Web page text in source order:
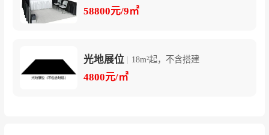
58800元/9㎡
光地展位 | 18m²起，不含搭建
4800元/㎡